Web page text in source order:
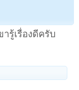
รู้เรื่องดีครับ